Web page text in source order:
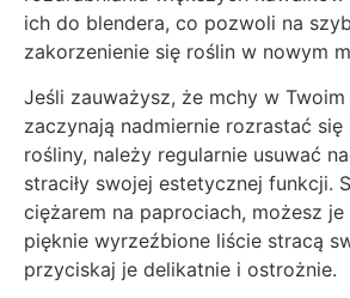
ich do blendera, co pozwoli na
zakorzenienie się roślin w nowym
Jeśli zauważysz, że mchy w
zaczynają nadmiernie rozrastać się
rośliny, należy regularnie usuwać
straciły swojej estetycznej funkcji.
ciężarem na paprociach, możesz
pięknie wyrzeźbione liście stracą
przyciskaj je delikatnie i ostrożnie.